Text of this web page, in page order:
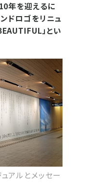
年を迎えるに
ドロゴをリニュ
」とい
アルとメッセー